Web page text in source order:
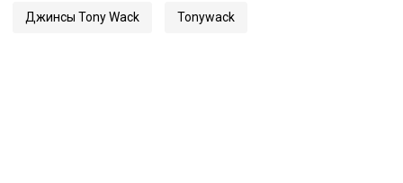
Джинсы Tony Wack Tonywack